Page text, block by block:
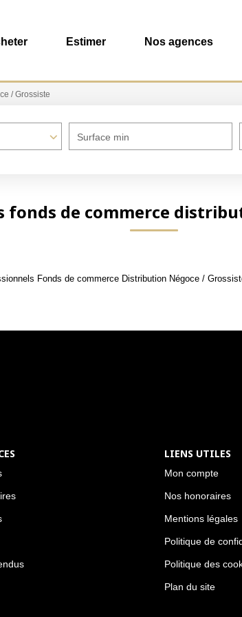
Estimer Nos agences
/ Grossiste
Surface min
fonds de commerce
Fonds de commerce Distribution Négoce /
LIENS UTILES
Mon compte
Nos honoraires
Mentions légales
Politique de
Politique des
Plan du site